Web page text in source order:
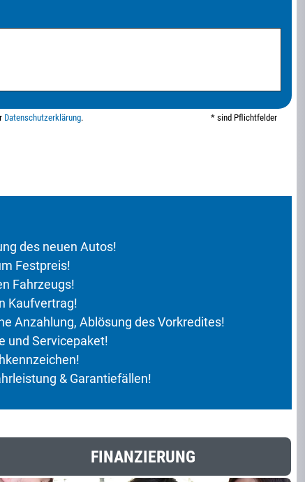
Datenschutzerklärung. * sind Pflichtfelder
des neuen Autos!
Festpreis!
Fahrzeugs!
Kaufvertrag!
Anzahlung, Ablösung des Vorkredites!
und Servicepaket!
& Garantiefällen!
FINANZIERUNG